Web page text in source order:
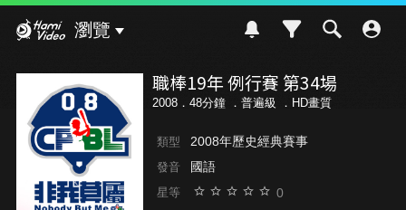
瀏覽
職棒19年 例行賽 第34場
2008．48分鐘 ． 普遍級 ．HD畫質
類型 2008年歷史經典賽事
發音 國語
星等 0